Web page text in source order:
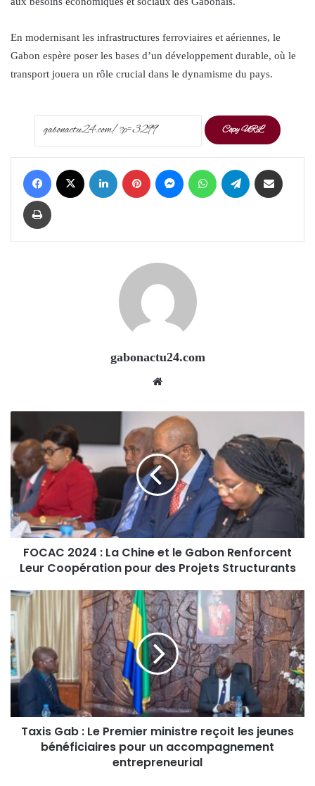
En modernisant les infrastructures ferroviaires et aériennes, le
Gabon espère poser les bases d’un développement durable, où le
transport jouera un rôle crucial dans le dynamisme du pays.
Copy URL
Facebook LinkedIn Pinterest Messenger WhatsApp Telegram
Print
gabonactu24.com
FOCAC 2024 : La Chine et le Gabon Renforcent
Leur Coopération pour des Projets Structurants
Taxis Gab : Le Premier ministre reçoit les jeunes
bénéficiaires pour un accompagnement
entrepreneurial